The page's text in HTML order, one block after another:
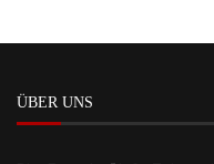
ÜBER UNS